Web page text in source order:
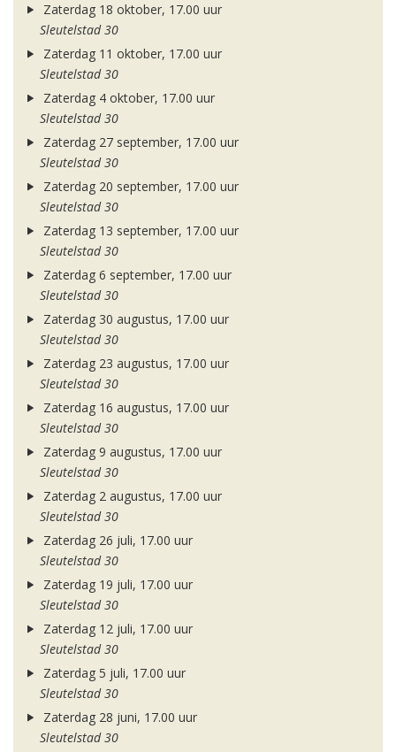
Zaterdag 18 oktober, 17.00 uur
Sleutelstad 30
Zaterdag 11 oktober, 17.00 uur
Sleutelstad 30
Zaterdag 4 oktober, 17.00 uur
Sleutelstad 30
Zaterdag 27 september, 17.00 uur
Sleutelstad 30
Zaterdag 20 september, 17.00 uur
Sleutelstad 30
Zaterdag 13 september, 17.00 uur
Sleutelstad 30
Zaterdag 6 september, 17.00 uur
Sleutelstad 30
Zaterdag 30 augustus, 17.00 uur
Sleutelstad 30
Zaterdag 23 augustus, 17.00 uur
Sleutelstad 30
Zaterdag 16 augustus, 17.00 uur
Sleutelstad 30
Zaterdag 9 augustus, 17.00 uur
Sleutelstad 30
Zaterdag 2 augustus, 17.00 uur
Sleutelstad 30
Zaterdag 26 juli, 17.00 uur
Sleutelstad 30
Zaterdag 19 juli, 17.00 uur
Sleutelstad 30
Zaterdag 12 juli, 17.00 uur
Sleutelstad 30
Zaterdag 5 juli, 17.00 uur
Sleutelstad 30
Zaterdag 28 juni, 17.00 uur
Sleutelstad 30